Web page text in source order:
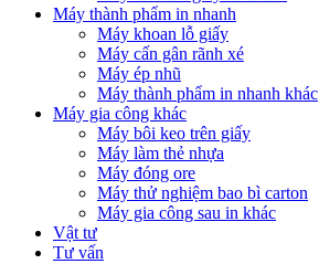
Máy thành phẩm in nhanh
Máy khoan lỗ giấy
Máy cấn gân rãnh xé
Máy ép nhũ
Máy thành phẩm in nhanh khác
Máy gia công khác
Máy bôi keo trên giấy
Máy làm thẻ nhựa
Máy đóng ore
Máy thử nghiệm bao bì carton
Máy gia công sau in khác
Vật tư
Tư vấn